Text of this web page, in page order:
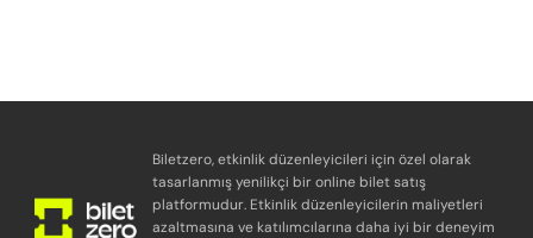
Biletzero, etkinlik düzenleyicileri için özel olarak
tasarlanmış yenilikçi bir online bilet satış
platformudur. Etkinlik düzenleyicilerin maliyetleri
azaltmasına ve katılımcılarına daha iyi bir deneyim